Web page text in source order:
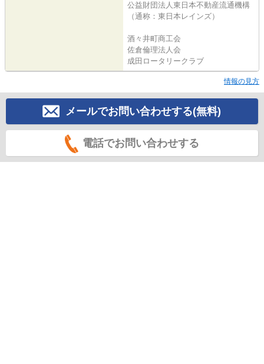
公益財団法人東日本不動産流通機構
（通称：東日本レインズ）
酒々井町商工会
佐倉倫理法人会
成田ロータリークラブ
情報の見方
メールでお問い合わせする(無料)
電話でお問い合わせする